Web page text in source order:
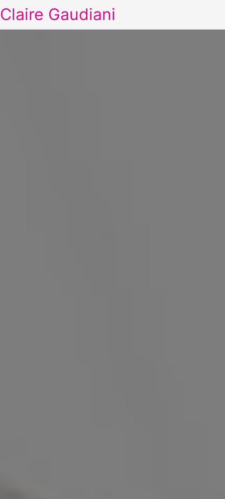
Claire Gaudiani